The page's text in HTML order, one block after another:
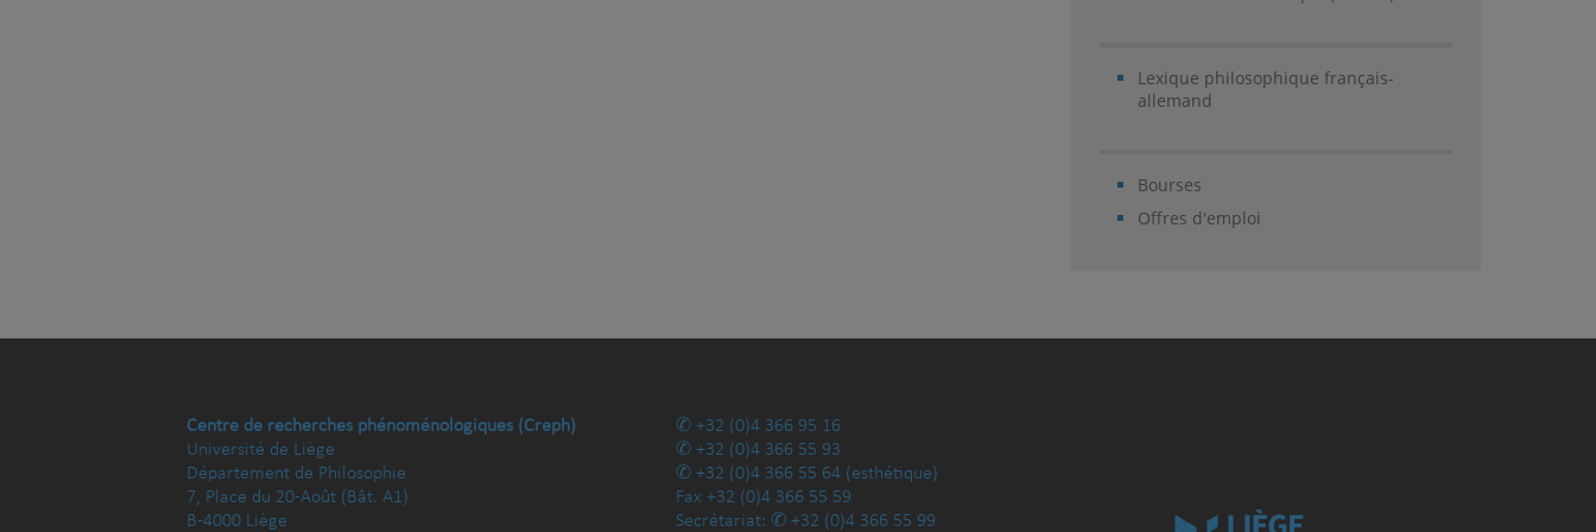
Lexique philosophique français-
allemand
Bourses
Offres d'emploi
Centre de recherches phénoménologiques (Creph)
Université de Liège
Département de Philosophie
7, Place du 20-Août (Bât. A1)
B-4000 Liège
+32 (0)4 366 95 16
+32 (0)4 366 55 93
+32 (0)4 366 55 64 (esthétique)
Fax +32 (0)4 366 55 59
Secrétariat:
+32 (0)4 366 55 99